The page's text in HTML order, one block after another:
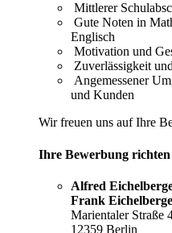
Mittlerer
Gute Noten in
Englisch
Motivation und
Zuverlässigkeit
Angemessener
und Kunden
Wir freuen uns auf Ihre
Ihre Bewerbung richten
Alfred
Frank
Marientaler Straße
12359 Berlin